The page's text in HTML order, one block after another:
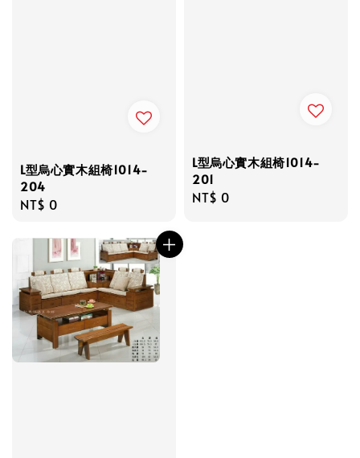
L型烏心實木組椅1014-
204
Regular
NT$ 0
L型烏心實木組椅1014-
201
Regular
NT$ 0